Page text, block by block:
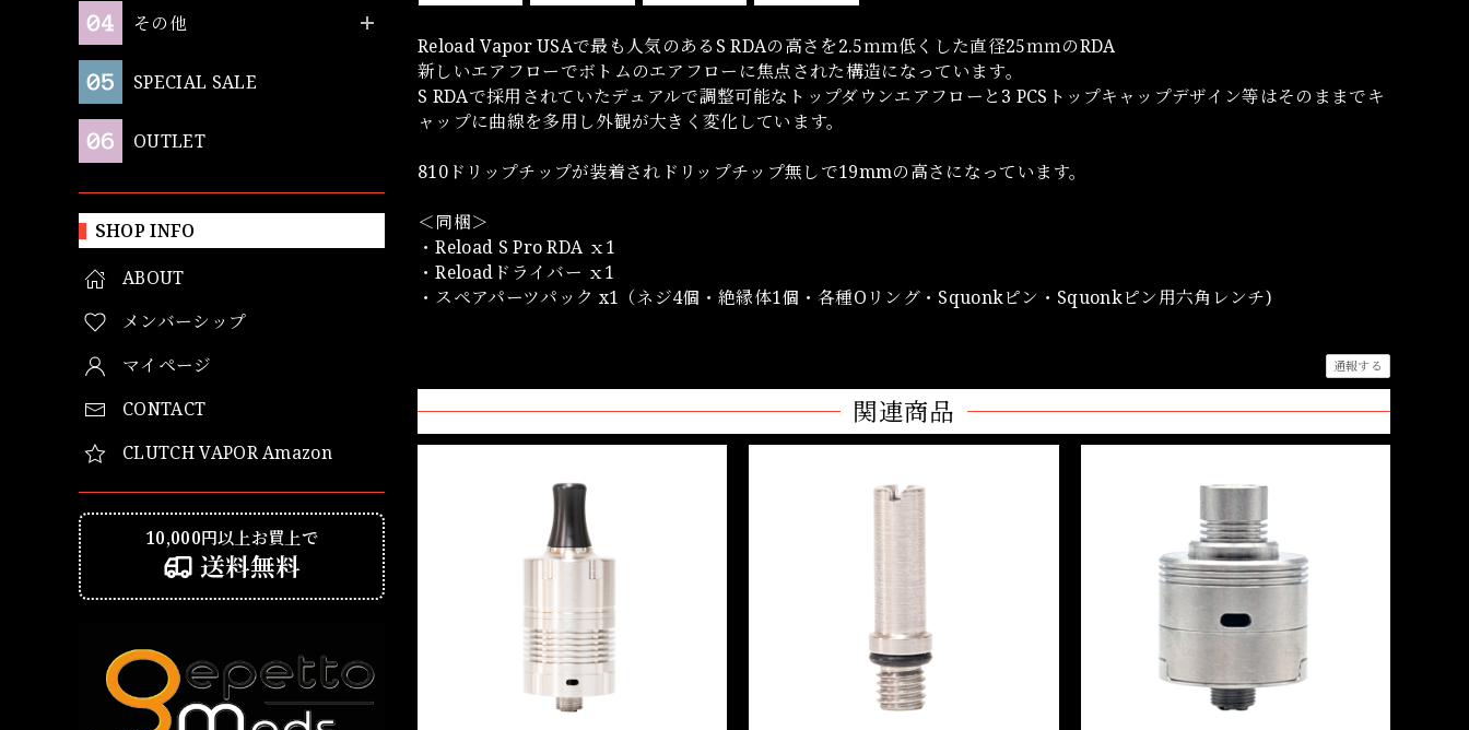
その他
SPECIAL SALE
OUTLET
SHOP INFO
ABOUT
メンバーシップ
マイページ
CONTACT
CLUTCH VAPOR Amazon
10,000円以上お買上で
送料無料
Reload Vapor USAで最も人気のあるS RDAの高さを2.5ｍｍ低くした直径25ｍｍのRDA
新しいエアフローでボトムのエアフローに焦点された構造になっています。
S RDAで採用されていたデュアルで調整可能なトップダウンエアフローと3 PCSトップキャップデザイン等はそのままでキ
ャップに曲線を多用し外観が大きく変化しています。
810ドリップチップが装着されドリップチップ無しで19mmの高さになっています。
＜同梱＞
・Reload S Pro RDA ｘ1
・Reloadドライバー ｘ1
・スペアパーツパック x1（ネジ4個・絶縁体1個・各種Oリング・Squonkピン・Squonkピン用六角レンチ)
通報する
関連商品